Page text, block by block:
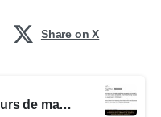
Share on X
Quels modèles et secteurs de mannequinat offrent les salaires les plus élevés en 2024